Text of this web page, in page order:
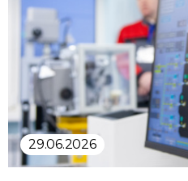
29.06.2026